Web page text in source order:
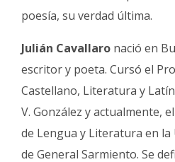
poesía, su verdad última.
Julián Cavallaro nació en
escritor y poeta. Cursó el
Castellano, Literatura y
V. González y actualmente,
de Lengua y Literatura en la
de General Sarmiento. Se